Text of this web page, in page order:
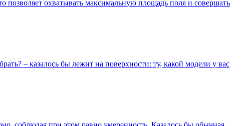
охватывать максимальную площадь поля и совершать
– казалось бы лежит на поверхности: ту, какой модели у вас